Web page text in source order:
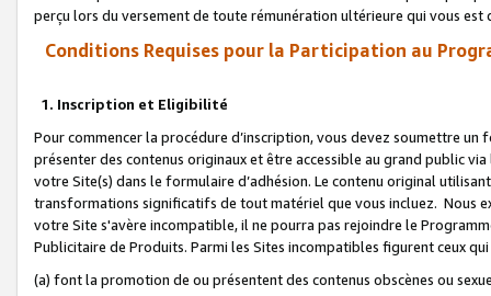
perçu lors du versement de toute rémunération ultérieure qui vous est
Conditions Requises pour la Participation au
1. Inscription et Eligibilité
Pour commencer la procédure d’inscription, vous devez soumettre
présenter des contenus originaux et être accessible au grand public
votre Site(s) dans le formulaire d’adhésion. Le contenu original
transformations significatifs de tout matériel que vous incluez. Nous
votre Site s'avère incompatible, il ne pourra pas rejoindre le
Publicitaire de Produits. Parmi les Sites incompatibles figurent ceux
(a) font la promotion de ou présentent des contenus obscènes ou